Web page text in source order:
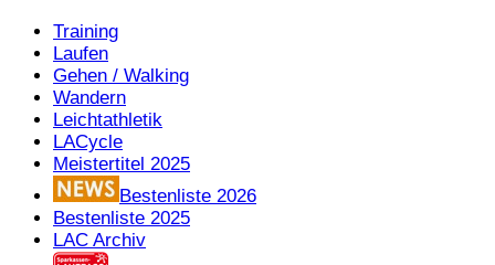
Training
Laufen
Gehen / Walking
Wandern
Leichtathletik
LACycle
Meistertitel 2025
Bestenliste 2026
Bestenliste 2025
LAC Archiv